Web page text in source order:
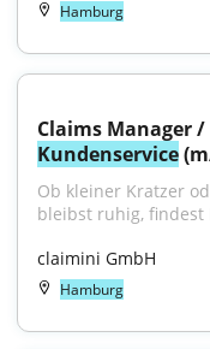
Hamburg
Kundenservice
Ob kleiner Kratzer
bleibst ruhig, findest
claimini GmbH
Hamburg